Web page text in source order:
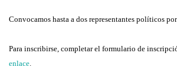
Convocamos hasta a dos representantes políticos
Para inscribirse, completar el formulario de
enlace